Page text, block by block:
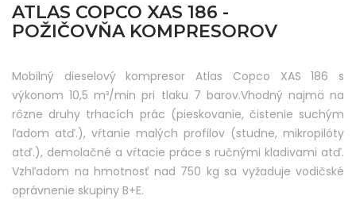
ATLAS COPCO XAS 186 -
POŽIČOVŇA KOMPRESOROV
Mobilný dieselový kompresor Atlas Copco XAS 186 s
výkonom 10,5 m³/min pri tlaku 7 barov.Vhodný najmä na
rôzne druhy trhacích prác (pieskovanie, čistenie suchým
ľadom atď.), vŕtanie malých profilov (studne, mikropilóty
atď.), demolačné a vŕtacie práce s ručnými kladivami atď.
Vzhľadom na hmotnosť nad 750 kg sa vyžaduje vodičské
oprávnenie skupiny B+E.